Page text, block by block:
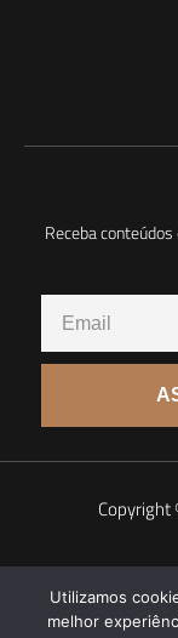
Receba
Copyright
Utilizamos
melhor